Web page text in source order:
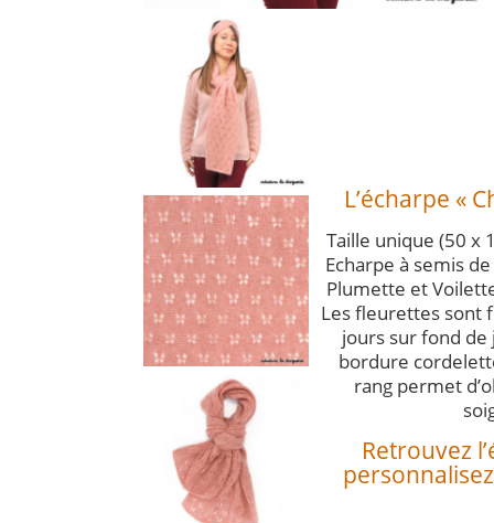
L’écharpe «
Taille unique (50 x
Echarpe à semis
Plumette et
Les fleurettes sont
jours sur fond
bordure
rang permet
Retrouvez